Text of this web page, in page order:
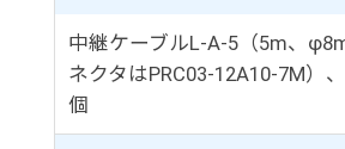
中継ケーブルL-A-5（5m、
ネクタはPRC03-12A10-7M）
個